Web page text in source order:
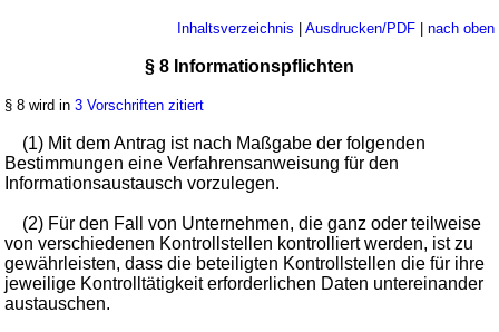
Inhaltsverzeichnis | Ausdrucken/PDF| nach oben
§ 8 Informationspflichten
§ 8 wird in3 Vorschriften zitiert
(1) Mit dem Antrag ist nach Maßgabe der folgenden
Bestimmungen eine Verfahrensanweisung für den
Informationsaustausch vorzulegen.
(2) Für den Fall von Unternehmen, die ganz oder teilweise
von verschiedenen Kontrollstellen kontrolliert werden, ist zu
gewährleisten, dass die beteiligten Kontrollstellen die für ihre
jeweilige Kontrolltätigkeit erforderlichen Daten untereinander
austauschen.